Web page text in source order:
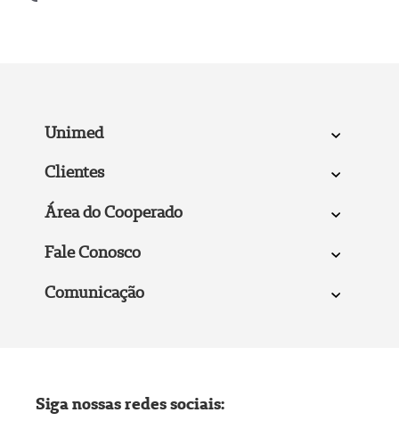
Unimed
Clientes
Área do Cooperado
Fale Conosco
Comunicação
Siga nossas redes sociais: